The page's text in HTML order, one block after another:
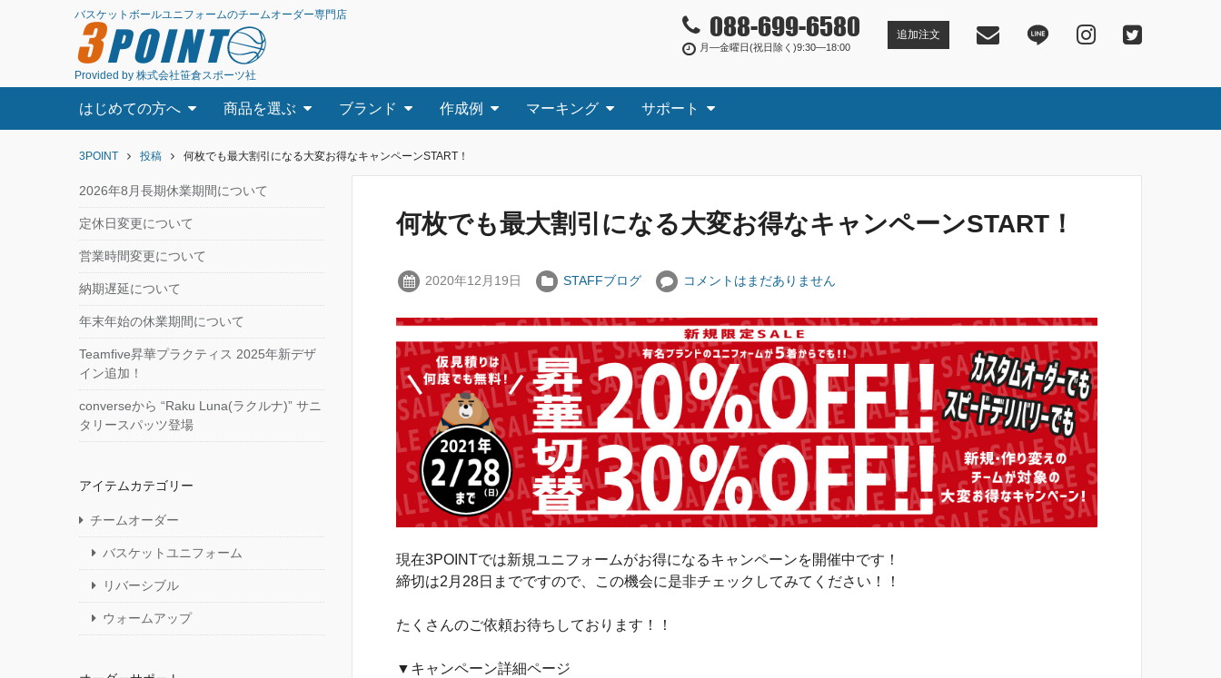
バスケットボールユニフォームのチームオーダー専門店
3POINT
Provided by 株式会社笹倉スポーツ社
088-699-6580
月―金曜日(祝日除く)9:30―18:00
追加注文
はじめての方へ 商品を選ぶ ブランド 作成例 マーキング サポート
3POINT 投稿 何枚でも最大割引になる大変お得なキャンペーンSTART！
何枚でも最大割引になる大変お得なキャンペーンSTART！
2020年12月19日 STAFFブログ コメントはまだありません
現在3POINTでは新規ユニフォームがお得になるキャンペーンを開催中です！
締切は2月28日までですので、この機会に是非チェックしてみてください！！
たくさんのご依頼お待ちしております！！
▼キャンペーン詳細ページ
2026年8月長期休業期間について
定休日変更について
営業時間変更について
納期遅延について
年末年始の休業期間について
Teamfive昇華プラクティス 2025年新デザ
イン追加！
converseから “Raku Luna(ラクルナ)” サニ
タリースパッツ登場
アイテムカテゴリー
チームオーダー
バスケットユニフォーム
リバーシブル
ウォームアップ